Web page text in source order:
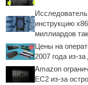
инструкцию
миллиардов
Цены на
2007 года из-
Amazon
EC2 из-за